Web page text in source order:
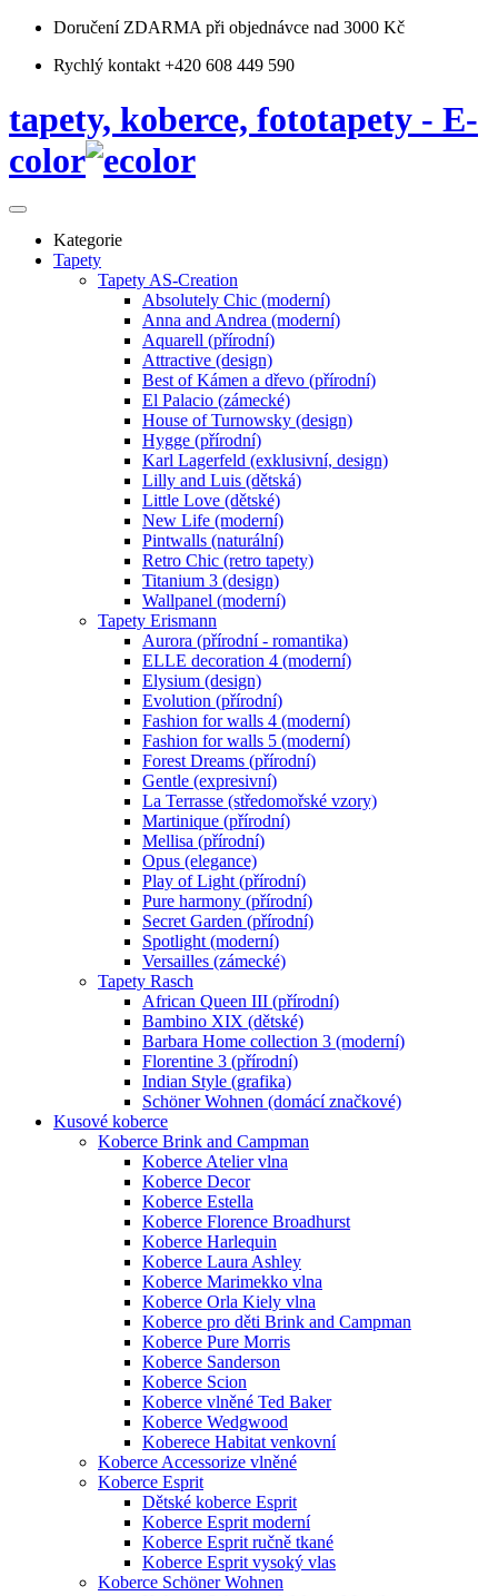
Doručení ZDARMA při objednávce nad 3000 Kč
Rychlý kontakt +420 608 449 590
tapety, koberce, fototapety - E-
color
Kategorie
Tapety
Tapety AS-Creation
Absolutely Chic (moderní)
Anna and Andrea (moderní)
Aquarell (přírodní)
Attractive (design)
Best of Kámen a dřevo (přírodní)
El Palacio (zámecké)
House of Turnowsky (design)
Hygge (přírodní)
Karl Lagerfeld (exklusivní, design)
Lilly and Luis (dětská)
Little Love (dětské)
New Life (moderní)
Pintwalls (naturální)
Retro Chic (retro tapety)
Titanium 3 (design)
Wallpanel (moderní)
Tapety Erismann
Aurora (přírodní - romantika)
ELLE decoration 4 (moderní)
Elysium (design)
Evolution (přírodní)
Fashion for walls 4 (moderní)
Fashion for walls 5 (moderní)
Forest Dreams (přírodní)
Gentle (expresivní)
La Terrasse (středomořské vzory)
Martinique (přírodní)
Mellisa (přírodní)
Opus (elegance)
Play of Light (přírodní)
Pure harmony (přírodní)
Secret Garden (přírodní)
Spotlight (moderní)
Versailles (zámecké)
Tapety Rasch
African Queen III (přírodní)
Bambino XIX (dětské)
Barbara Home collection 3 (moderní)
Florentine 3 (přírodní)
Indian Style (grafika)
Schöner Wohnen (domácí značkové)
Kusové koberce
Koberce Brink and Campman
Koberce Atelier vlna
Koberce Decor
Koberce Estella
Koberce Florence Broadhurst
Koberce Harlequin
Koberce Laura Ashley
Koberce Marimekko vlna
Koberce Orla Kiely vlna
Koberce pro děti Brink and Campman
Koberce Pure Morris
Koberce Sanderson
Koberce Scion
Koberce vlněné Ted Baker
Koberce Wedgwood
Koberece Habitat venkovní
Koberce Accessorize vlněné
Koberce Esprit
Dětské koberce Esprit
Koberce Esprit moderní
Koberce Esprit ručně tkané
Koberce Esprit vysoký vlas
Koberce Schöner Wohnen